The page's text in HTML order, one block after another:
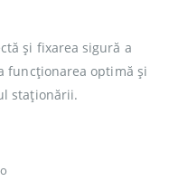
și fixarea sigură a
funcționarea optimă și
staționării.